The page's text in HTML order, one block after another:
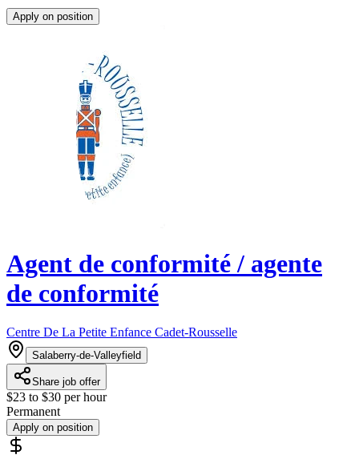
Apply on position
Agent de conformité / agente
de conformité
Centre De La Petite Enfance Cadet-Rousselle
Salaberry-de-Valleyfield
Share job offer
$23 to $30 per hour
Permanent
Apply on position